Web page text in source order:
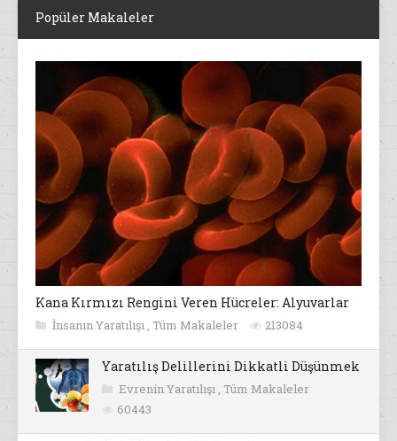
Popüler Makaleler
Kana Kırmızı Rengini Veren Hücreler: Alyuvarlar
İnsanın Yaratılışı , Tüm Makaleler 213084
Yaratılış Delillerini Dikkatli Düşünmek
Evrenin Yaratılışı , Tüm Makaleler
60443